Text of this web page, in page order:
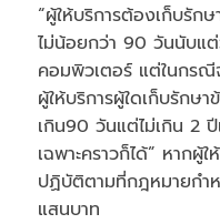
“ผู้ให้บริการต้องเก็บรัก
ไม่น้อยกว่า 90 วันนับแ
คอมพิวเตอร์ แต่ในกรณี
ผู้ให้บริการผู้ใดเก็บรักษ
เกิน90 วันแต่ไม่เกิน 2
เฉพาะคราวก็ได้” หากผู้
ปฏิบัติตามที่กฎหมายกำห
แสนบาท